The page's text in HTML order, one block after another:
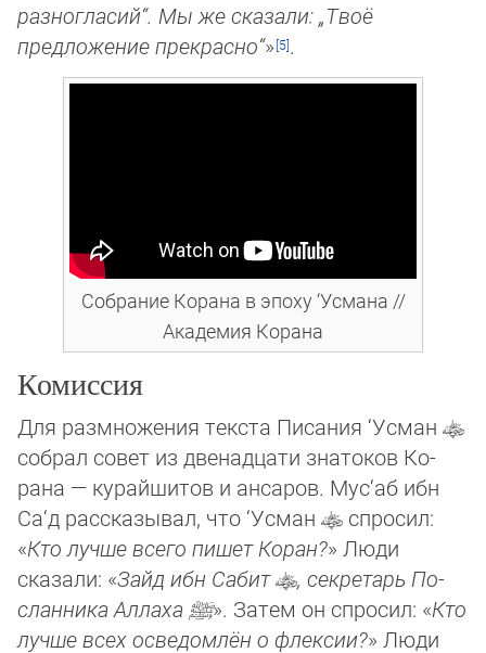
разногласий“. Мы же сказали: „Твоё
предложение прекрасно“» .
Собрание Корана в эпоху ‘Усмана //
Академия Корана
Комиссия
Для размножения текста Писания ‘Усман
собрал совет из двенадцати знатоков Ко­
рана — курайшитов и ансаров. Мус‘аб ибн
Са‘д рассказывал, что ‘Усман
спросил:
«Кто лучше всего пишет Ко­ран?» Люди
сказали: «Зайд ибн Сабит
, секретарь По­
слан­ника Ал­лаха ﷺ». Затем он спросил: «Кто
лучше всех осведомлён о флексии?» Люди